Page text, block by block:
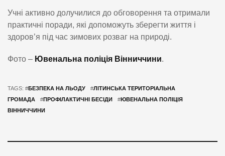
Учні активно долучилися до обговорення та отримали
практичні поради, які допоможуть зберегти життя і
здоров’я під час зимових розваг на природі.
Фото – Ювенальна поліція Вінниччини.
TAGS: #БЕЗПЕКА НА ЛЬОДУ #ЛІТИНСЬКА ТЕРИТОРІАЛЬНА
ГРОМАДА
#ПРОФІЛАКТИЧНІ БЕСІДИ #ЮВЕНАЛЬНА ПОЛІЦІЯ
ВІННИЧЧИНИ